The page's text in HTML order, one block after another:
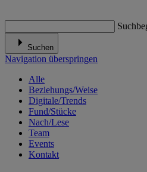
Suchen
Navigation überspringen
Alle
Beziehungs/Weise
Digitale/Trends
Fund/Stücke
Nach/Lese
Team
Events
Kontakt